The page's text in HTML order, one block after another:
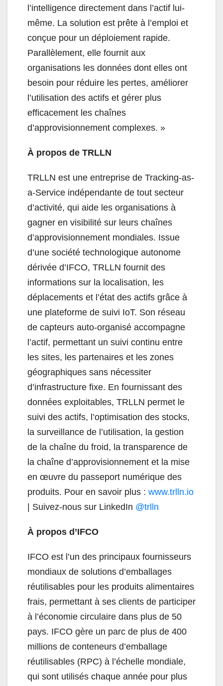
l’intelligence directement dans l’actif lui-
même. La solution est prête à l’emploi et
conçue pour un déploiement rapide.
Parallèlement, elle fournit aux
organisations les données dont elles ont
besoin pour réduire les pertes, améliorer
l’utilisation des actifs et gérer plus
efficacement les chaînes
d’approvisionnement complexes. »
À propos de TRLLN
TRLLN est une entreprise de Tracking-as-
a-Service indépendante de tout secteur
d’activité, qui aide les organisations à
gagner en visibilité sur leurs chaînes
d’approvisionnement mondiales. Issue
d’une société technologique autonome
dérivée d’IFCO, TRLLN fournit des
informations sur la localisation, les
déplacements et l’état des actifs grâce à
une plateforme de suivi IoT. Son réseau
de capteurs auto-organisé accompagne
l’actif, permettant un suivi continu entre
les sites, les partenaires et les zones
géographiques sans nécessiter
d’infrastructure fixe. En fournissant des
données exploitables, TRLLN permet le
suivi des actifs, l’optimisation des stocks,
la surveillance de l’utilisation, la gestion
de la chaîne du froid, la transparence de
la chaîne d’approvisionnement et la mise
en œuvre du passeport numérique des
produits. Pour en savoir plus : www.trlln.io
| Suivez-nous sur LinkedIn @trlln
À propos d’IFCO
IFCO est l’un des principaux fournisseurs
mondiaux de solutions d’emballages
réutilisables pour les produits alimentaires
frais, permettant à ses clients de participer
à l’économie circulaire dans plus de 50
pays. IFCO gère un parc de plus de 400
millions de conteneurs d’emballage
réutilisables (RPC) à l’échelle mondiale,
qui sont utilisés chaque année pour plus